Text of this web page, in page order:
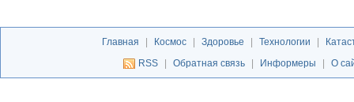
Главная | Космос | Здоровье | Технологии |
RSS
| Обратная связь | Информеры | О